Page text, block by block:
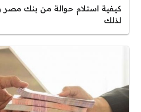
كيفية استلام حوالة من بنك مصر
لذلك